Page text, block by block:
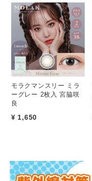
モラクマンスリー ミラ
ーグレー 2枚入 宮脇咲
良
¥ 1,650